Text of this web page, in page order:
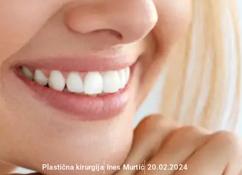
Plastična kirurgija Ines Murtić 20.02.2024